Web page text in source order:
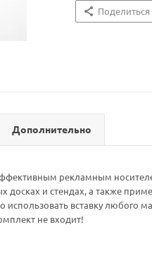
Поделиться
Дополнительно
рекламным
и стендах, а также
вставку любого
не входит!